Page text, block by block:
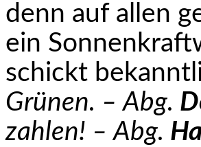
denn auf allen
ein
schickt
Grünen. – Abg.
zahlen! – Abg.